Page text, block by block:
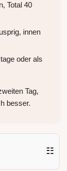
Total 40
innen
oder als
Tag,
besser.
☷